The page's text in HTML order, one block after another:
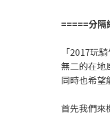
=====分隔
「2017玩
無二的在地
同時也希望
首先我們來